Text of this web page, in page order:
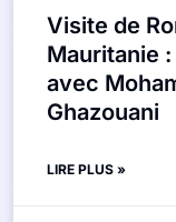
Visite de
Mauritanie
avec
Ghazouani
LIRE PLUS »